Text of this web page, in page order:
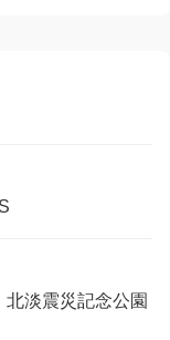
淡震災記念公園